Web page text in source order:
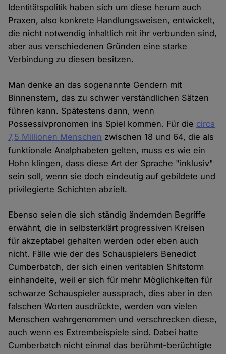
Identitätspolitik haben sich um diese herum auch
Praxen, also konkrete Handlungsweisen, entwickelt,
die nicht notwendig inhaltlich mit ihr verbunden sind,
aber aus verschiedenen Gründen eine starke
Verbindung zu diesen besitzen.
Man denke an das sogenannte Gendern mit
Binnenstern, das zu schwer verständlichen Sätzen
führen kann. Spätestens dann, wenn
Possessivpronomen ins Spiel kommen. Für die circa
7,5 Millionen Menschen zwischen 18 und 64, die als
funktionale Analphabeten gelten, muss es wie ein
Hohn klingen, dass diese Art der Sprache "inklusiv"
sein soll, wenn sie doch eindeutig auf gebildete und
privilegierte Schichten abzielt.
Ebenso seien die sich ständig ändernden Begriffe
erwähnt, die in selbsterklärt progressiven Kreisen
für akzeptabel gehalten werden oder eben auch
nicht. Fälle wie der des Schauspielers Benedict
Cumberbatch, der sich einen veritablen Shitstorm
einhandelte, weil er sich für mehr Möglichkeiten für
schwarze Schauspieler aussprach, dies aber in den
falschen Worten ausdrückte, werden von vielen
Menschen wahrgenommen und verschrecken diese,
auch wenn es Extrembeispiele sind. Dabei hatte
Cumberbatch nicht einmal das berühmt-berüchtigte